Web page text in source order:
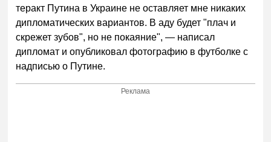
теракт Путина в Украине не оставляет мне никаких
дипломатических вариантов. В аду будет "плач и
скрежет зубов", но не покаяние", — написал
дипломат и опубликовал фотографию в футболке с
надписью о Путине.
Реклама